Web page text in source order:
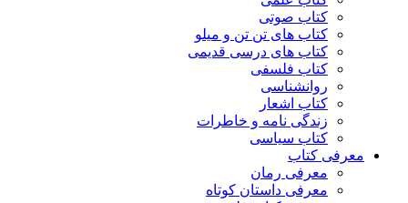
کتاب صوتی
کتاب های تن تن و میلو
کتاب های درسی قدیمی
کتاب فلسفی
روانشناسی
کتاب اشعار
زندگی نامه و خاطرات
کتاب سیاسی
معرفی کتاب
معرفی رمان
معرفی داستان کوتاه